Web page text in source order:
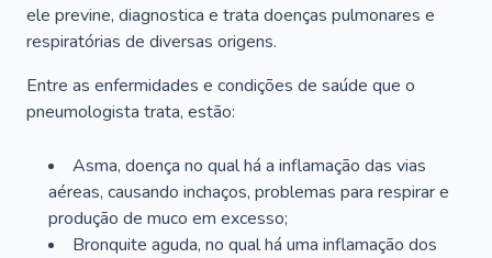
ele previne, diagnostica e trata doenças pulmonares e
respiratórias de diversas origens.
Entre as enfermidades e condições de saúde que o
pneumologista trata, estão:
Asma, doença no qual há a inflamação das vias
aéreas, causando inchaços, problemas para respirar e
produção de muco em excesso;
Bronquite aguda, no qual há uma inflamação dos